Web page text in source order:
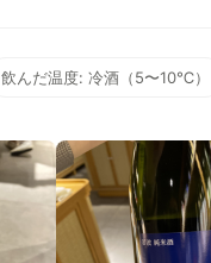
飲んだ温度: 冷酒（5〜10℃）